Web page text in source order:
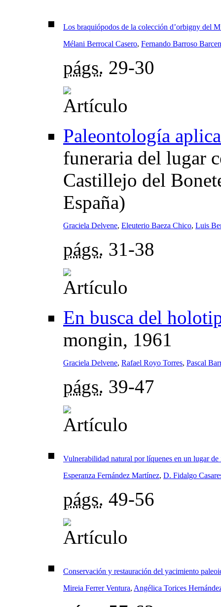
Los braquiópodos de la colección d’orbigny del
Mélani Berrocal Casero, Fernando Barroso
págs. 29-30
Paleontología
funeraria del lugar
Castillejo del
España)
Graciela Delvene, Eleuterio Baeza Chico, Luis
págs. 31-38
En busca del
mongin, 1961
Graciela Delvene, Rafael Royo Torres, Pascal
págs. 39-47
Vulnerabilidad natural por líquenes en un lugar
Esperanza Fernández Martínez, D. Fidalgo
págs. 49-56
Conservación y restauración del yacimiento
Mireia Ferrer Ventura, Angélica Torices